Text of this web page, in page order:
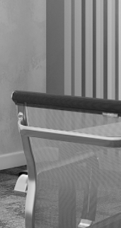
ДСтП 25 мм, с
2 мм с полимерным
которая
и улучшает
столешницы
опоры из труб
при помощи